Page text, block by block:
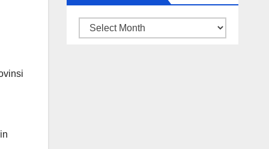
ARSIP